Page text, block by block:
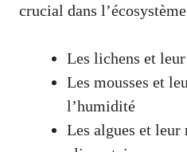
crucial dans
Les lichens et
Les mousses et
l’humidité
Les algues et leur